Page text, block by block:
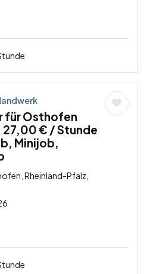
für Osthofen
€ / Stunde
Minijob,
Rheinland-Pfalz,